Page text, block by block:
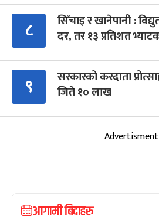
८
सिँचाइ र खानेपानी :
दर, तर १३ प्रतिशत
९
सरकारको करदाता
जिते १० लाख
Advertisment
आगामी बिदाहरु